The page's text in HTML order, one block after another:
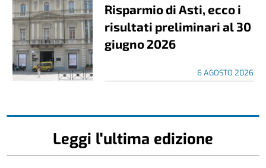
Risparmio di Asti, ecco i
risultati preliminari al 30
giugno 2026
6 AGOSTO 2026
Leggi l'ultima edizione